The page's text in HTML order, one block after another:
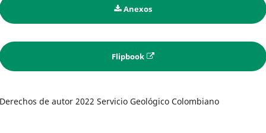
Anexos
Flipbook
Derechos de autor 2022 Servicio Geológico Colombiano